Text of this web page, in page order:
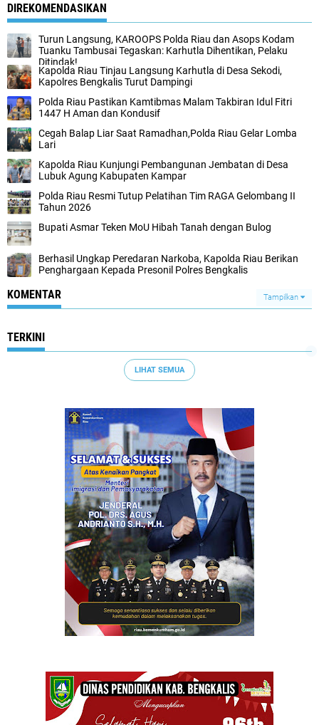
DIREKOMENDASIKAN
Turun Langsung, KAROOPS Polda Riau dan Asops Kodam
Tuanku Tambusai Tegaskan: Karhutla Dihentikan, Pelaku
Ditindak!
Kapolda Riau Tinjau Langsung Karhutla di Desa Sekodi,
Kapolres Bengkalis Turut Dampingi
Polda Riau Pastikan Kamtibmas Malam Takbiran Idul Fitri
1447 H Aman dan Kondusif
Cegah Balap Liar Saat Ramadhan,Polda Riau Gelar Lomba
Lari
Kapolda Riau Kunjungi Pembangunan Jembatan di Desa
Lubuk Agung Kabupaten Kampar
Polda Riau Resmi Tutup Pelatihan Tim RAGA Gelombang II
Tahun 2026
Bupati Asmar Teken MoU Hibah Tanah dengan Bulog
Berhasil Ungkap Peredaran Narkoba, Kapolda Riau Berikan
Penghargaan Kepada Presonil Polres Bengkalis
KOMENTAR Tampilkan
TERKINI
LIHAT SEMUA